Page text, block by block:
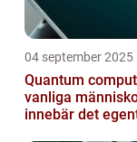
04 september 2025
Quantum
vanliga
innebär det